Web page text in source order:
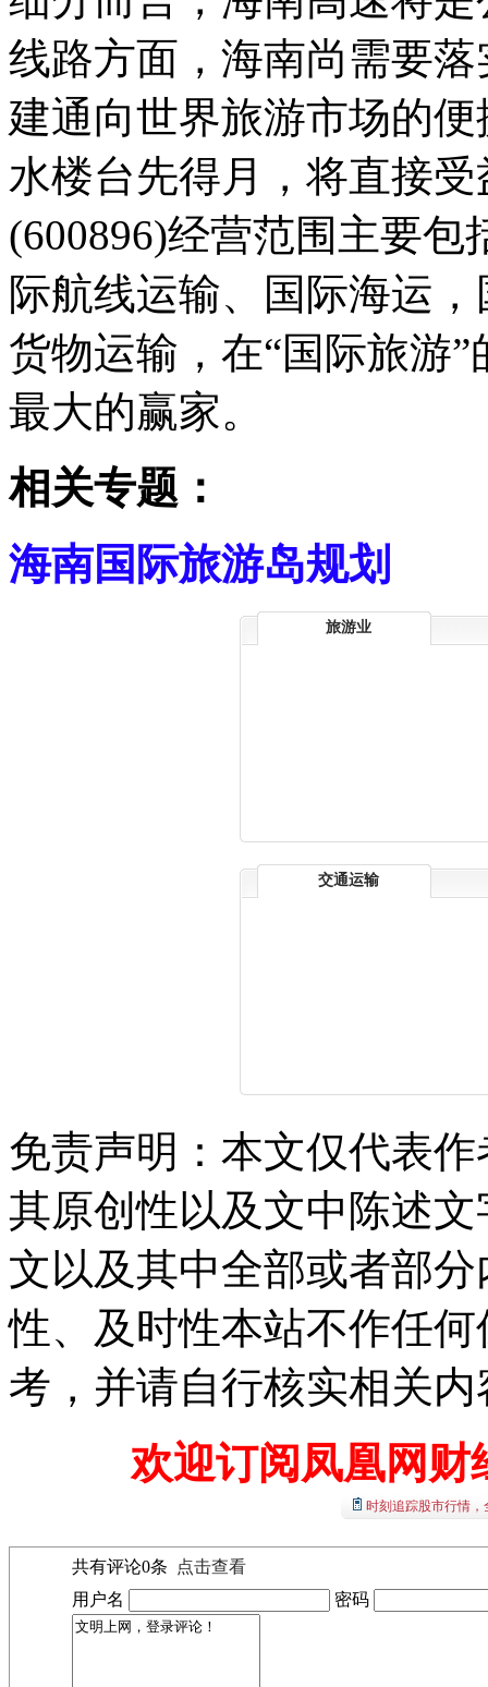
线路方面，海南尚需要
建通向世界旅游市场的
水楼台先得月，将直接
(600896)经营范围主要
际航线运输、国际海运
货物运输，在“国际旅游
最大的赢家。
相关专题：
海南国际旅游岛规划
旅游业
交通运输
免责声明：本文仅代表
其原创性以及文中陈述
文以及其中全部或者部
性、及时性本站不作任
考，并请自行核实相关内
欢迎订阅凤凰网财
时刻追踪股市行情
共有评论0条
点击查看
用户名
密码